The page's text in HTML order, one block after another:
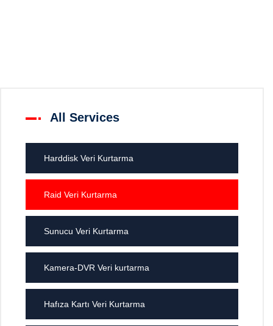
All Services
Harddisk Veri Kurtarma
Raid Veri Kurtarma
Sunucu Veri Kurtarma
Kamera-DVR Veri kurtarma
Hafıza Kartı Veri Kurtarma